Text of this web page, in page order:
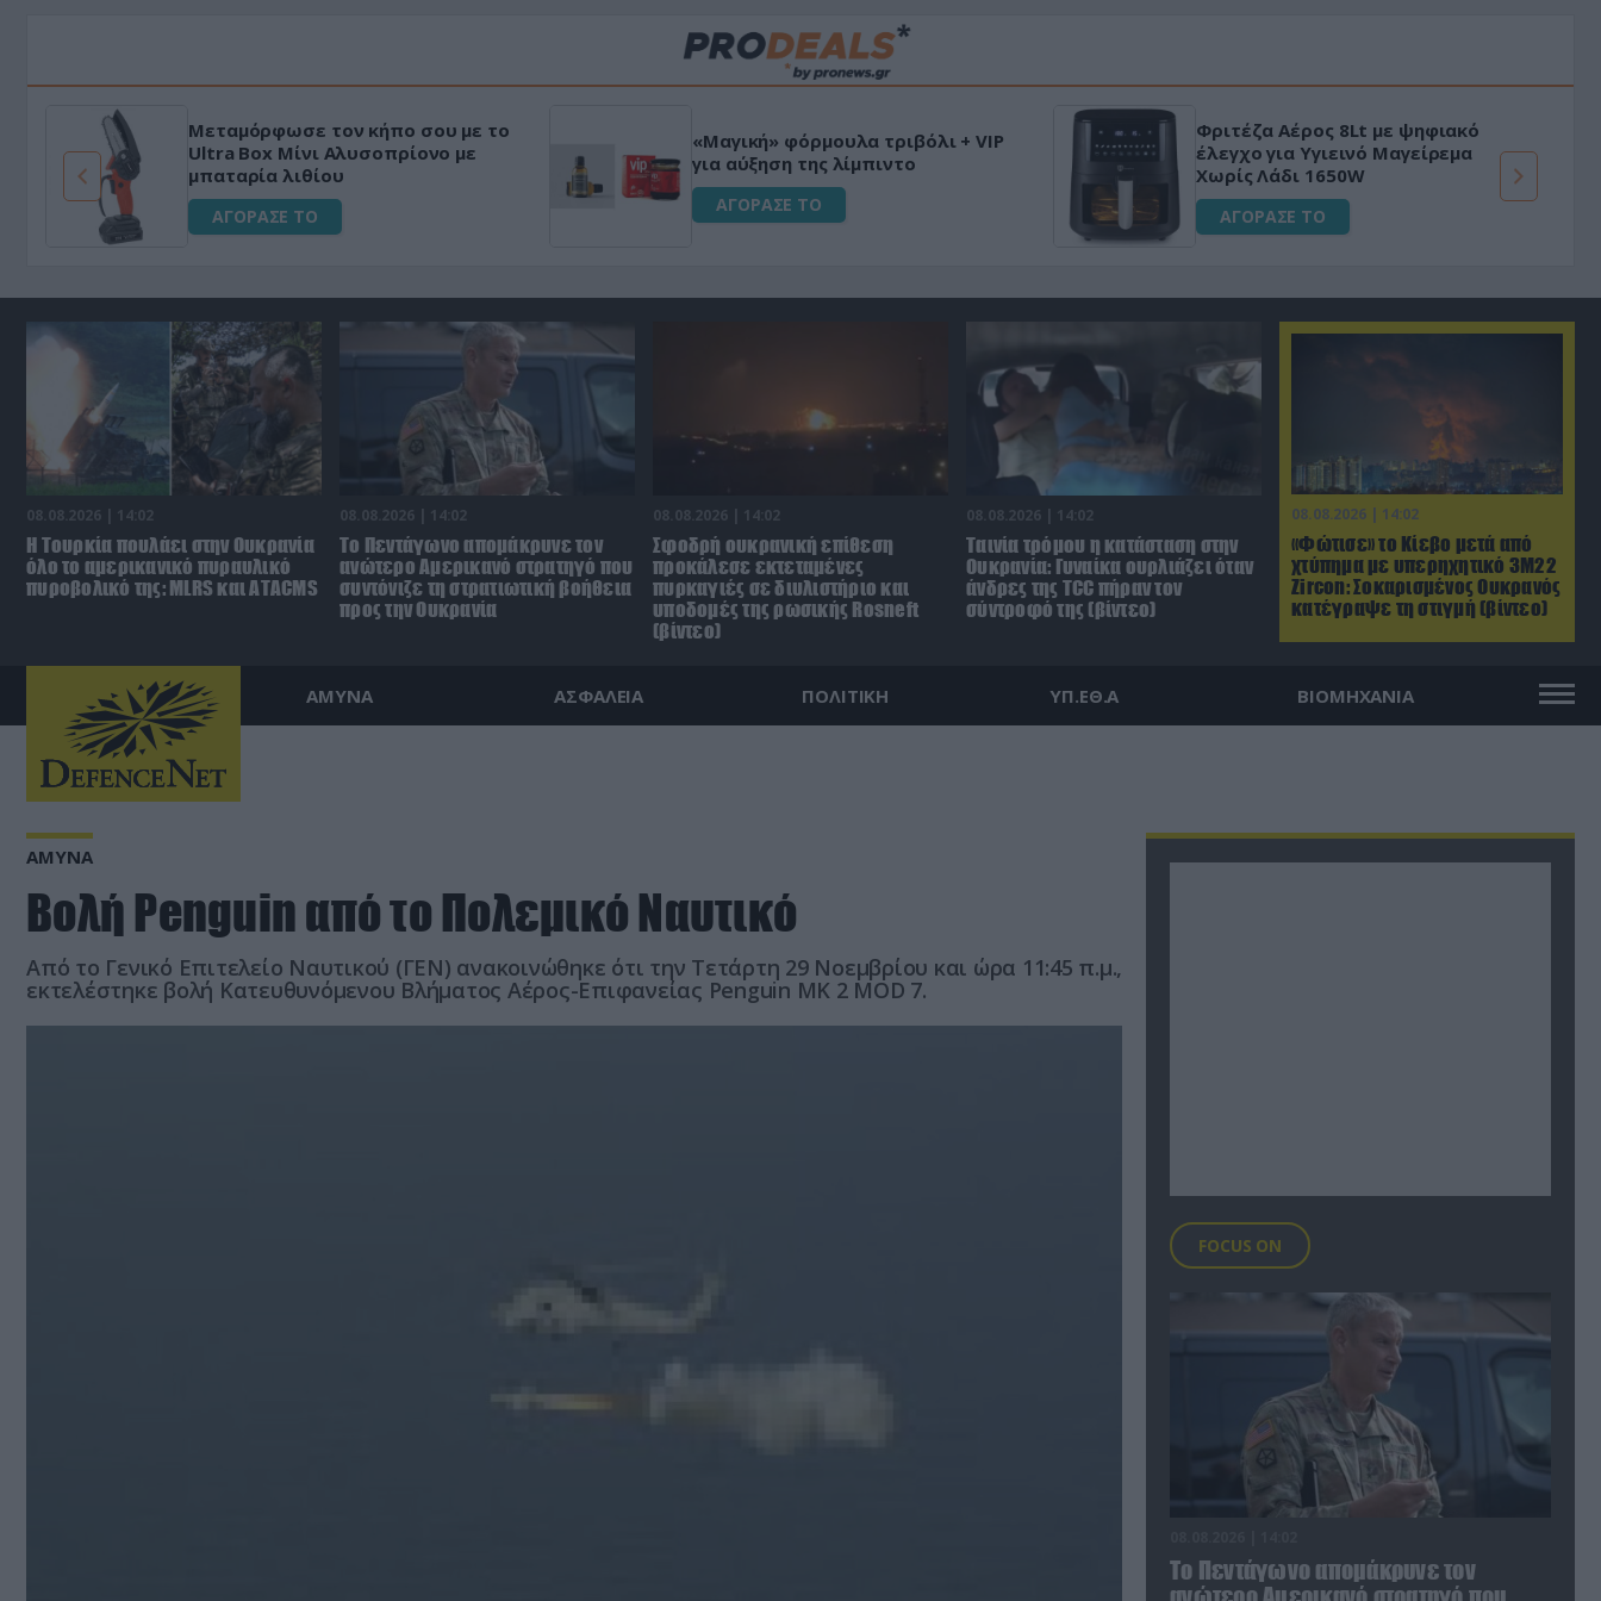
Μεταμόρφωσε τον κήπο σου με το
Ultra Box Μίνι Αλυσοπρίονο με
μπαταρία λιθίου
ΑΓΟΡΑΣΕ ΤΟ
«Μαγική» φόρμουλα τριβόλι + VIP
για αύξηση της λίμπιντο
ΑΓΟΡΑΣΕ ΤΟ
Φριτέζα Αέρος 8Lt με ψηφιακό
έλεγχο για Υγιεινό Μαγείρεμα
Χωρίς Λάδι 1650W
ΑΓΟΡΑΣΕ ΤΟ
08.08.2026 | 14:02
«Φώτισε» το Κίεβο μετά από
χτύπημα με υπερηχητικό 3M22
Zircon: Σοκαρισμένος Ουκρανός
κατέγραψε τη στιγμή (βίντεο)
08.08.2026 | 14:02
Η Τουρκία πουλάει στην Ουκρανία
όλο το αμερικανικό πυραυλικό
πυροβολικό της: MLRS και ΑΤΑCMS
08.08.2026 | 14:02
Το Πεντάγωνο απομάκρυνε τον
ανώτερο Αμερικανό στρατηγό που
συντόνιζε τη στρατιωτική βοήθεια
προς την Ουκρανία
08.08.2026 | 14:02
Σφοδρή ουκρανική επίθεση
προκάλεσε εκτεταμένες
πυρκαγιές σε διυλιστήριο και
υποδομές της ρωσικής Rosneft
(βίντεο)
08.08.2026 | 14:02
Ταινία τρόμου η κατάσταση στην
Ουκρανία: Γυναίκα ουρλιάζει όταν
άνδρες της TCC πήραν τον
σύντροφό της (βίντεο)
ΑΜΥΝΑ ΑΣΦΑΛΕΙΑ ΠΟΛΙΤΙΚΗ ΥΠ.ΕΘ.Α ΒΙΟΜΗΧΑΝΙΑ
ΑΜΥΝΑ
Βολή Penguin από το Πολεμικό Ναυτικό
Από το Γενικό Επιτελείο Ναυτικού (ΓΕΝ) ανακοινώθηκε ότι την Τετάρτη 29 Νοεμβρίου και ώρα 11:45 π.μ.,
εκτελέστηκε βολή Κατευθυνόμενου Βλήματος Αέρος-Επιφανείας Penguin MK 2 MOD 7.
FOCUS ON
Το Πεντάγωνο απομάκρυνε τον